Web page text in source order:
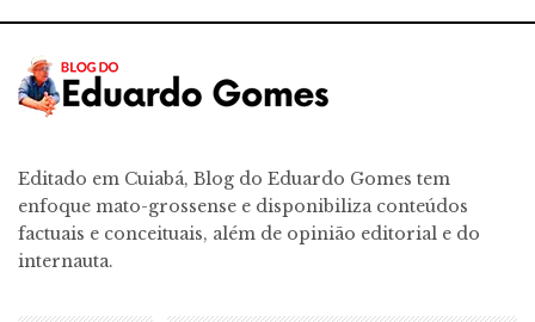
Editado em Cuiabá, Blog do Eduardo Gomes tem
enfoque mato-grossense e disponibiliza conteúdos
factuais e conceituais, além de opinião editorial e do
internauta.